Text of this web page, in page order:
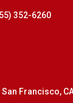
352-6260
Francisco,